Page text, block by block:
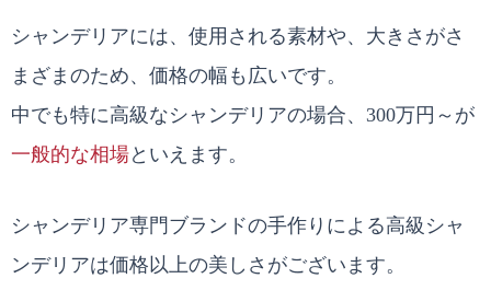
シャンデリアには、使用される素材や、大きさがさ
まざまのため、価格の幅も広いです。
中でも特に高級なシャンデリアの場合、300万円～が
一般的な相場といえます。
シャンデリア専門ブランドの手作りによる高級シャ
ンデリアは価格以上の美しさがございます。